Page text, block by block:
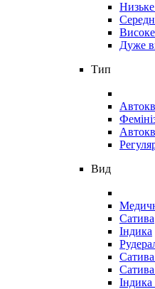
Дуже
Тип
Вид
Сатива
Індика
Сатива
Індика